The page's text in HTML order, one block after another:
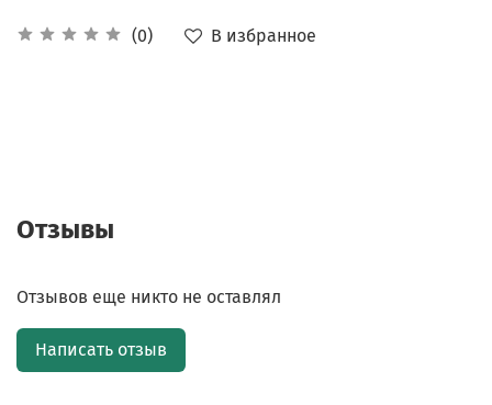
(0) В избранное
Отзывы
Отзывов еще никто не оставлял
Написать отзыв